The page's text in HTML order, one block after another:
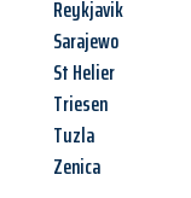
Reykjavik
Sarajewo
St Helier
Triesen
Tuzla
Zenica